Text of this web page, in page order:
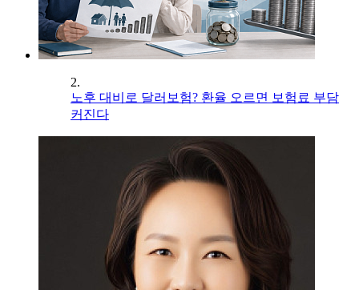
2.
노후 대비로 달러보험? 환율 오르면 보험료 부담
커진다